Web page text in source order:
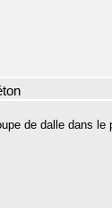
de dalle dans le